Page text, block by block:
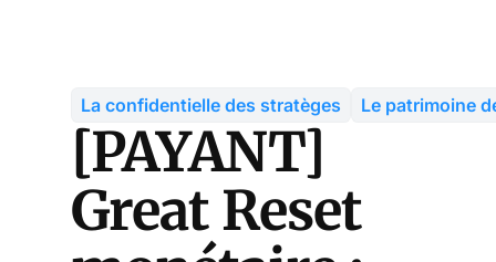
La confidentielle des stratèges Le patrimoine
[PAYANT]
Great Reset